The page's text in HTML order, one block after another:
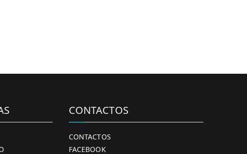
CONTACTOS
CONTACTOS
FACEBOOK